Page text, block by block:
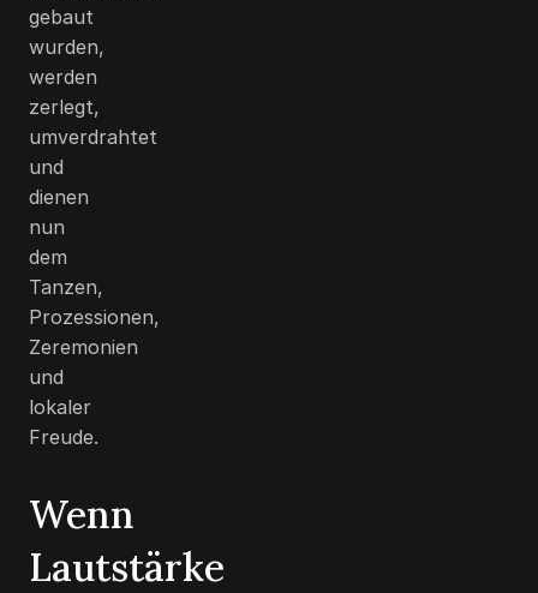
gebaut
wurden,
werden
zerlegt,
umverdrahtet
und
dienen
nun
dem
Tanzen,
Prozessionen,
Zeremonien
und
lokaler
Freude.
Wenn
Lautstärke